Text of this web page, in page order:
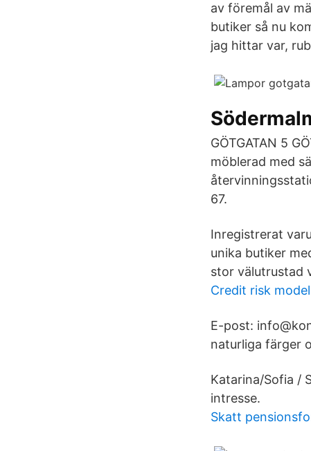
av föremål av
butiker så nu
jag hittar var,
GÖTGATAN 5
möblerad med
67.
Inregistrerat
unika butiker
stor välutrustad
Credit risk
E-post:
naturliga färger
Katarina/Sofia /
intresse.
Skatt